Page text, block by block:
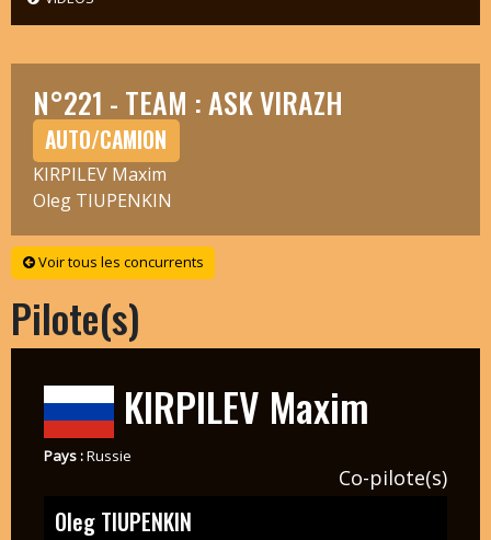
N°221 - TEAM : ASK VIRAZH
AUTO/CAMION
KIRPILEV Maxim
Oleg TIUPENKIN
Voir tous les concurrents
Pilote(s)
KIRPILEV Maxim
Pays :Russie
Co-pilote(s)
Oleg TIUPENKIN